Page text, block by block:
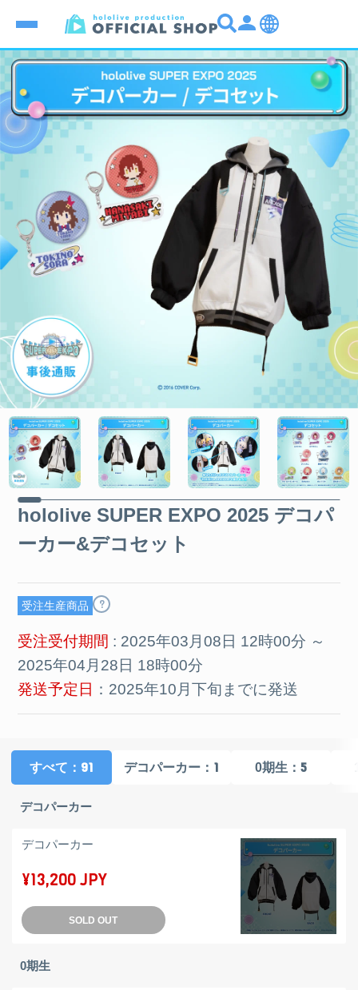
hololive SUPER EXPO 2025 デコパ
ーカー&デコセット
受注生産商品 ?
受注受付期間 : 2025年03月08日 12時00分 ～
2025年04月28日 18時00分
発送予定日 ：2025年10月下旬までに発送
すべて ：91 デコパーカー：1 0期生：5
デコパーカー
デコパーカー
¥13,200 JPY
SOLD OUT
0期生